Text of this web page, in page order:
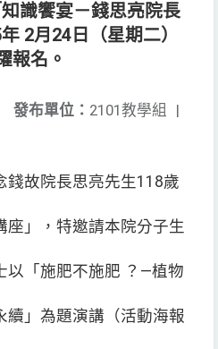
識饗宴－錢思亮院長
2月24日（星期二）
報名。
發布單位： 2101教學組 |
錢故院長思亮先生118歲
座」，特邀請本院分子生
以「施肥不施肥 ？—植物
續」為題演講（活動海報